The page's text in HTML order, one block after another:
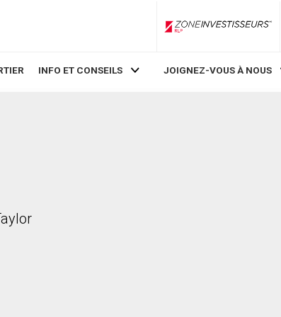
INFO ET CONSEILS JOIGNEZ-VOUS À NOUS